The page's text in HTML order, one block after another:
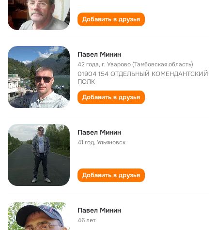
Добавить в друзья
Павел Минин
42 года,г. Уварово (Тамбовская область)
01904 154 ОТДЕЛЬНЫЙ КОМЕНДАНТСКИЙ
ПОЛК
Добавить в друзья
Павел Минин
41 год,Ульяновск
Добавить в друзья
Павел Минин
46 лет